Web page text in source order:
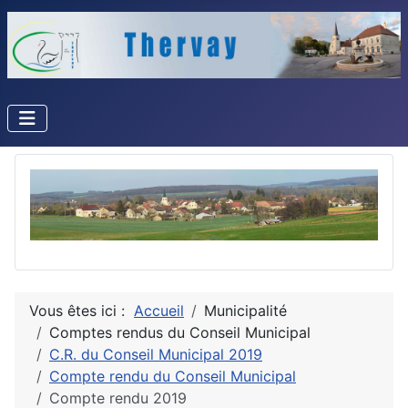
Vous êtes ici : Accueil
Municipalité
Comptes rendus du Conseil Municipal
C.R. du Conseil Municipal 2019
Compte rendu du Conseil Municipal
Compte rendu 2019